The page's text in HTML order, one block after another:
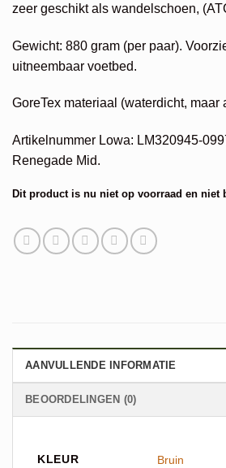
zeer geschikt als wandelschoen,
Gewicht: 880 gram (per paar).
uitneembaar voetbed.
GoreTex materiaal (waterdicht, maar
Artikelnummer Lowa: LM320945-
Renegade Mid.
Dit product is nu niet op voorraad en niet
Alternative:
AANVULLENDE INFORMATIE
BEOORDELINGEN (0)
KLEUR Bruin